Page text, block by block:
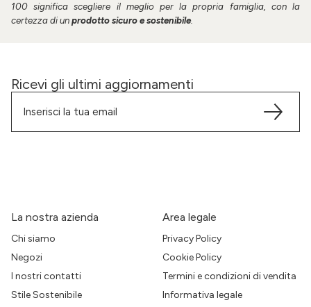
100 significa scegliere il meglio per la propria famiglia, con la
certezza di unprodottosicuro e sostenibile.
Ricevi gli ultimi aggiornamenti
La nostra azienda
Chi siamo
Negozi
I nostri contatti
Stile Sostenibile
Area legale
Privacy Policy
Cookie Policy
Termini e condizioni di vendita
Informativa legale